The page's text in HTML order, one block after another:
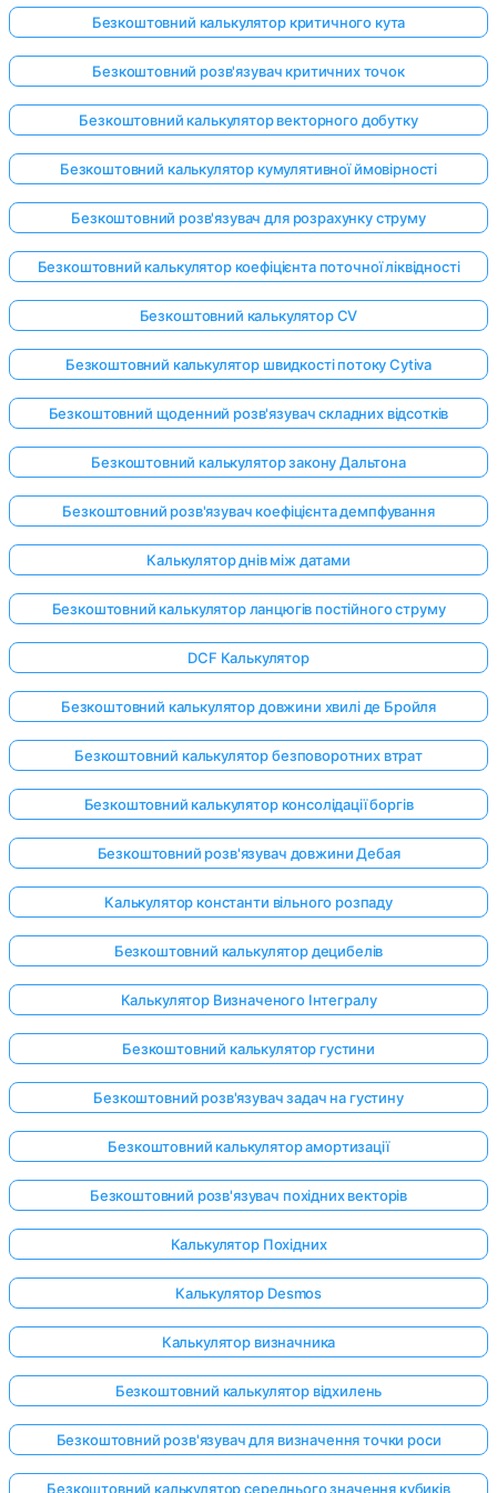
тут!
Безкоштовний калькулятор критичного кута
Безкоштовний розв'язувач критичних точок
Безкоштовний калькулятор векторного добутку
Безкоштовний калькулятор кумулятивної ймовірності
Безкоштовний розв'язувач для розрахунку струму
Безкоштовний калькулятор коефіцієнта поточної ліквідності
Безкоштовний калькулятор CV
Безкоштовний калькулятор швидкості потоку Cytiva
Безкоштовний щоденний розв'язувач складних відсотків
Безкоштовний калькулятор закону Дальтона
Безкоштовний розв'язувач коефіцієнта демпфування
Калькулятор днів між датами
Безкоштовний калькулятор ланцюгів постійного струму
DCF Калькулятор
Безкоштовний калькулятор довжини хвилі де Бройля
Безкоштовний калькулятор безповоротних втрат
Безкоштовний калькулятор консолідації боргів
Безкоштовний розв'язувач довжини Дебая
Калькулятор константи вільного розпаду
Безкоштовний калькулятор децибелів
Калькулятор Визначеного Інтегралу
Безкоштовний калькулятор густини
Безкоштовний розв'язувач задач на густину
Безкоштовний калькулятор амортизації
Безкоштовний розв'язувач похідних векторів
Калькулятор Похідних
Калькулятор Desmos
Калькулятор визначника
Безкоштовний калькулятор відхилень
Безкоштовний розв'язувач для визначення точки роси
Безкоштовний калькулятор середнього значення кубиків